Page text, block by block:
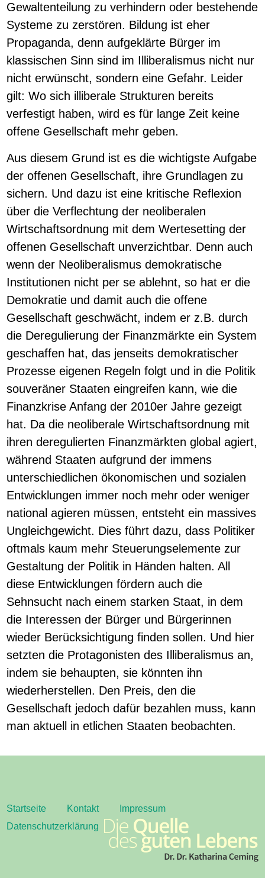
Gewaltenteilung zu verhindern oder bestehende
Systeme zu zerstören. Bildung ist eher
Propaganda, denn aufgeklärte Bürger im
klassischen Sinn sind im Illiberalismus nicht nur
nicht erwünscht, sondern eine Gefahr. Leider
gilt: Wo sich illiberale Strukturen bereits
verfestigt haben, wird es für lange Zeit keine
offene Gesellschaft mehr geben.
Aus diesem Grund ist es die wichtigste Aufgabe
der offenen Gesellschaft, ihre Grundlagen zu
sichern. Und dazu ist eine kritische Reflexion
über die Verflechtung der neoliberalen
Wirtschaftsordnung mit dem Wertesetting der
offenen Gesellschaft unverzichtbar. Denn auch
wenn der Neoliberalismus demokratische
Institutionen nicht per se ablehnt, so hat er die
Demokratie und damit auch die offene
Gesellschaft geschwächt, indem er z.B. durch
die Deregulierung der Finanzmärkte ein System
geschaffen hat, das jenseits demokratischer
Prozesse eigenen Regeln folgt und in die Politik
souveräner Staaten eingreifen kann, wie die
Finanzkrise Anfang der 2010er Jahre gezeigt
hat. Da die neoliberale Wirtschaftsordnung mit
ihren deregulierten Finanzmärkten global agiert,
während Staaten aufgrund der immens
unterschiedlichen ökonomischen und sozialen
Entwicklungen immer noch mehr oder weniger
national agieren müssen, entsteht ein massives
Ungleichgewicht. Dies führt dazu, dass Politiker
oftmals kaum mehr Steuerungselemente zur
Gestaltung der Politik in Händen halten. All
diese Entwicklungen fördern auch die
Sehnsucht nach einem starken Staat, in dem
die Interessen der Bürger und Bürgerinnen
wieder Berücksichtigung finden sollen. Und hier
setzten die Protagonisten des Illiberalismus an,
indem sie behaupten, sie könnten ihn
wiederherstellen. Den Preis, den die
Gesellschaft jedoch dafür bezahlen muss, kann
man aktuell in etlichen Staaten beobachten.
Startseite Kontakt
Impressum
Datenschutzerklärung